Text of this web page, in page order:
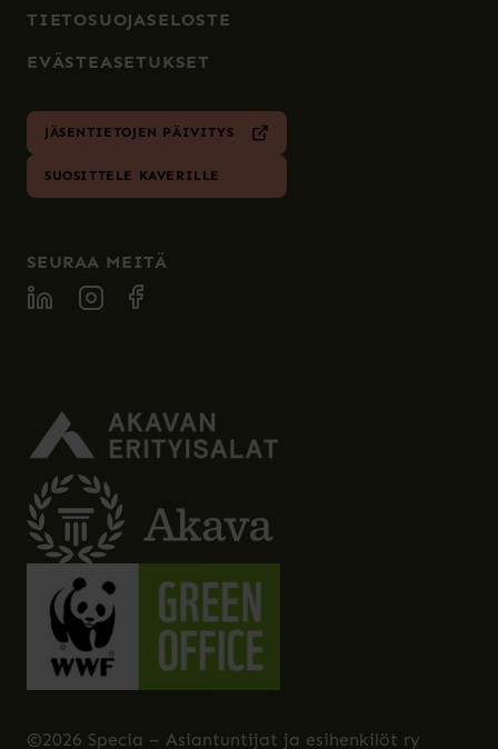
TIETOSUOJASELOSTE
EVÄSTEASETUKSET
JÄSENTIETOJEN PÄIVITYS
SUOSITTELE KAVERILLE
SEURAA MEITÄ
SPECIA LINKEDIN
SPECIA INSTAGRAM
SPECIA FACEBOOK
©2026 Specia – Asiantuntijat ja esihenkilöt ry